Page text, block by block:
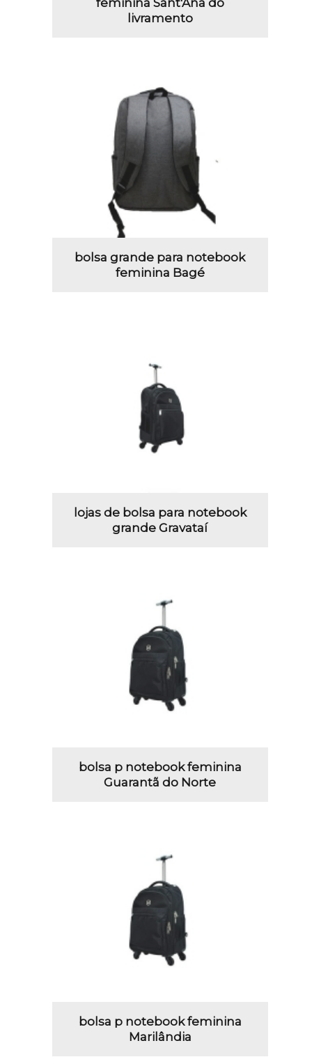
feminina Sant'Ana do
livramento
bolsa grande para notebook
feminina Bagé
lojas de bolsa para notebook
grande Gravataí
bolsa p notebook feminina
Guarantã do Norte
bolsa p notebook feminina
Marilândia